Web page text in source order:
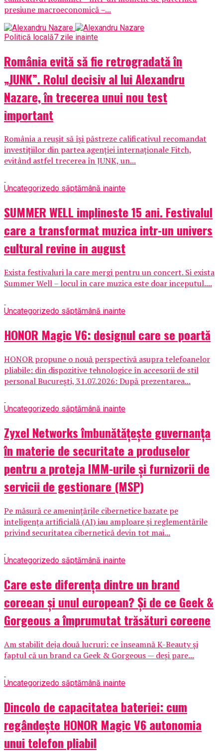
presiune macroeconomică –...
Politică locală7 zile inainte
România evită să fie retrogradată în
„JUNK”. Rolul decisiv al lui Alexandru
Nazare, în trecerea unui nou test
important
România a reușit să își păstreze calificativul recomandat
investițiilor din partea agenției internaționale Fitch,
evitând astfel trecerea în JUNK, un...
Uncategorizedo săptămână inainte
SUMMER WELL implineste 15 ani. Festivalul
care a transformat muzica intr-un univers
cultural revine in august
Exista festivaluri la care mergi pentru un concert. Si exista
Summer Well – locul in care muzica este doar inceputul....
Uncategorizedo săptămână inainte
HONOR Magic V6: designul care se poartă
HONOR propune o nouă perspectivă asupra telefoanelor
pliabile: din dispozitive tehnologice în accesorii de stil
personal București, 31.07.2026: După prezentarea...
Uncategorizedo săptămână inainte
Zyxel Networks îmbunătățește guvernanța
în materie de securitate a produselor
pentru a proteja IMM-urile și furnizorii de
servicii de gestionare (MSP)
Pe măsură ce amenințările cibernetice bazate pe
inteligența artificială (AI) iau amploare și reglementările
privind securitatea cibernetică devin tot mai...
Uncategorizedo săptămână inainte
Care este diferența dintre un brand
coreean și unul european? Și de ce Geek &
Gorgeous a împrumutat trăsături coreene
Am stabilit deja două lucruri: ce înseamnă K-Beauty și
faptul că un brand ca Geek & Gorgeous — deși pare...
Uncategorizedo săptămână inainte
Dincolo de capacitatea bateriei: cum
regândește HONOR Magic V6 autonomia
unui telefon pliabil